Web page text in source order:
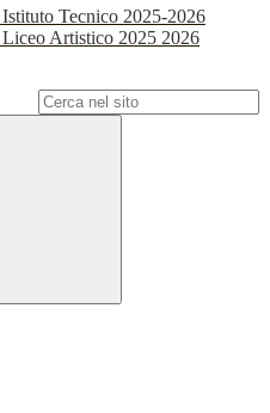
Tecnico 2025-2026
Artistico 2025 2026